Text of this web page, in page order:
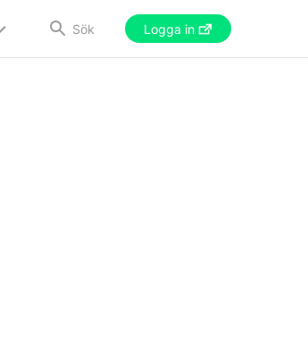
Logga in
Sök